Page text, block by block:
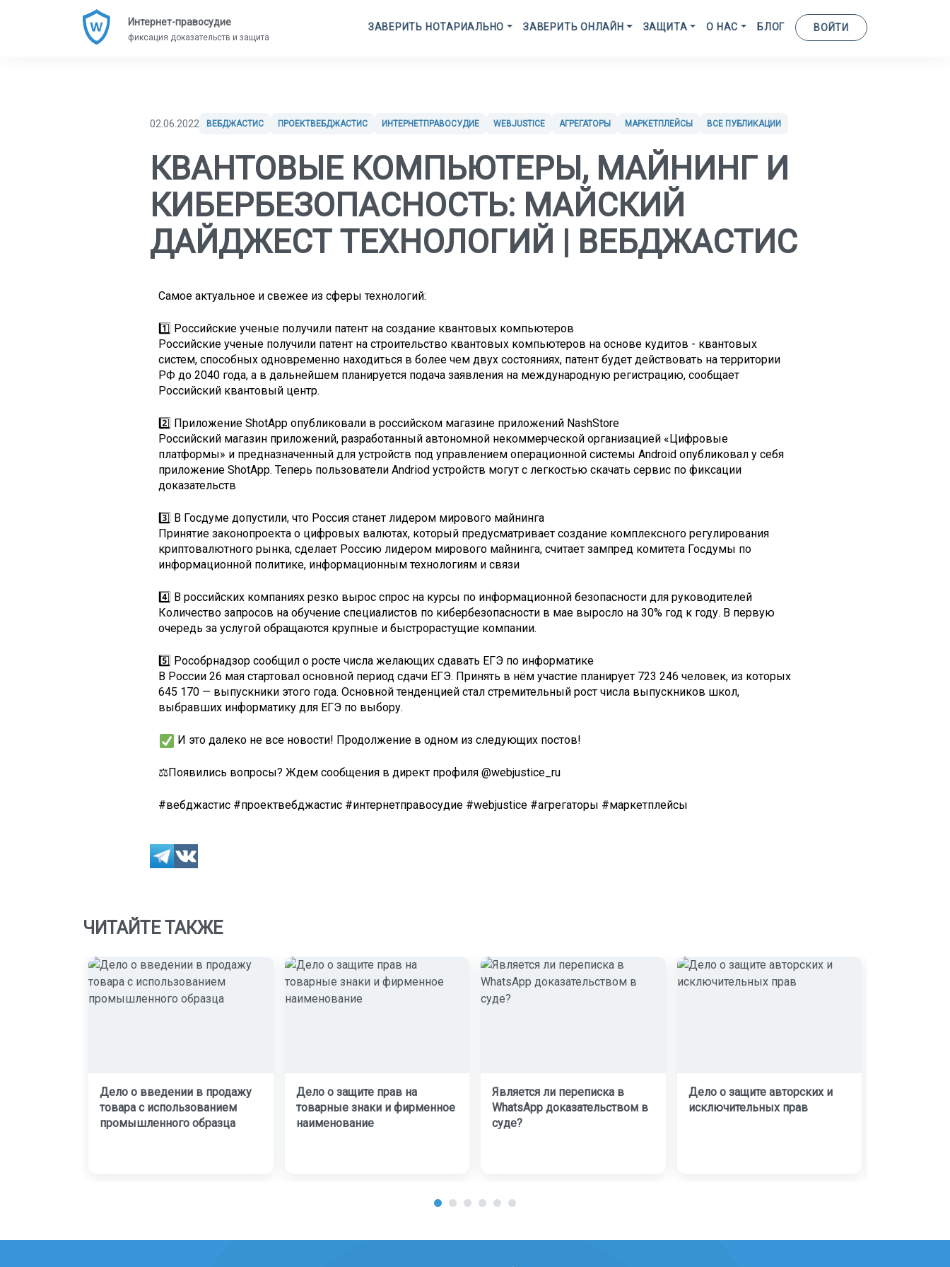
Интернет-правосудие
фиксация доказательств и защита
ЗАВЕРИТЬ НОТАРИАЛЬНО ЗАВЕРИТЬ ОНЛАЙН ЗАЩИТА О НАС БЛОГ ВОЙТИ
02.06.2022 ВЕБДЖАСТИС ПРОЕКТВЕБДЖАСТИС ИНТЕРНЕТПРАВОСУДИЕ WEBJUSTICE АГРЕГАТОРЫ МАРКЕТПЛЕЙСЫ ВСЕ ПУБЛИКАЦИИ
КВАНТОВЫЕ КОМПЬЮТЕРЫ, МАЙНИНГ И
КИБЕРБЕЗОПАСНОСТЬ: МАЙСКИЙ
ДАЙДЖЕСТ ТЕХНОЛОГИЙ | ВЕБДЖАСТИС
Самое актуальное и свежее из сферы технологий:
1️⃣ Российские ученые получили патент на создание квантовых компьютеров
Российские ученые получили патент на строительство квантовых компьютеров на основе кудитов - квантовых
систем, способных одновременно находиться в более чем двух состояниях, патент будет действовать на территории
РФ до 2040 года, а в дальнейшем планируется подача заявления на международную регистрацию, сообщает
Российский квантовый центр.
2️⃣ Приложение ShotApp опубликовали в российском магазине приложений NashStore
Российский магазин приложений, разработанный автономной некоммерческой организацией «Цифровые
платформы» и предназначенный для устройств под управлением операционной системы Android опубликовал у себя
приложение ShotApp. Теперь пользователи Andriod устройств могут с легкостью скачать сервис по фиксации
доказательств
3️⃣ В Госдуме допустили, что Россия станет лидером мирового майнинга
Принятие законопроекта о цифровых валютах, который предусматривает создание комплексного регулирования
криптовалютного рынка, сделает Россию лидером мирового майнинга, считает зампред комитета Госдумы по
информационной политике, информационным технологиям и связи
4️⃣ В российских компаниях резко вырос спрос на курсы по информационной безопасности для руководителей
Количество запросов на обучение специалистов по кибербезопасности в мае выросло на 30% год к году. В первую
очередь за услугой обращаются крупные и быстрорастущие компании.
5️⃣ Рособрнадзор сообщил о росте числа желающих сдавать ЕГЭ по информатике
В России 26 мая стартовал основной период сдачи ЕГЭ. Принять в нём участие планирует 723 246 человек, из которых
645 170 — выпускники этого года. Основной тенденцией стал стремительный рост числа выпускников школ,
выбравших информатику для ЕГЭ по выбору.
И это далеко не все новости! Продолжение в одном из следующих постов!
⚖️Появились вопросы? Ждем сообщения в директ профиля @webjustice_ru
#вебджастис #проектвебджастис #интернетправосудие #webjustice #агрегаторы #маркетплейсы
ЧИТАЙТЕ ТАКЖЕ
Дело о введении в продажу
товара с использованием
промышленного образца
Дело о защите прав на
товарные знаки и фирменное
наименование
Является ли переписка в
WhatsApp доказательством в
суде?
Дело о защите авторских и
исключительных прав